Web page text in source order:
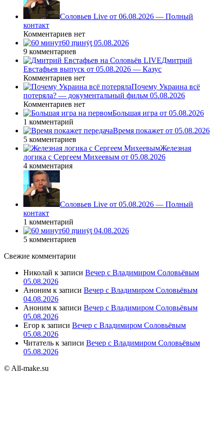
Соловьев Live от 06.08.2026 — Полный
контакт
Комментариев нет
60 ṃинẏƫ 05.08.2026
9 комментариев
Дмитрий
Евстафьев выпуск от 05.08.2026 — Казус
Комментариев нет
Почему Украина всё
потеряла? — документальный фильм 05.08.2026
Комментариев нет
Большая игра от 05.08.2026
1 комментарий
Время покажет от 05.08.2026
5 комментариев
Железная
логика с Сергеем Михеевым от 05.08.2026
4 комментария
Соловьев Live от 05.08.2026 — Полный
контакт
1 комментарий
60 ṃинẏƫ 04.08.2026
5 комментариев
Свежие комментарии
Николай к записи Вечер с Владимиром Соловьёвым
05.08.2026
Аноним к записи Вечер с Владимиром Соловьёвым
04.08.2026
Аноним к записи Вечер с Владимиром Соловьёвым
05.08.2026
Егор к записи Вечер с Владимиром Соловьёвым
05.08.2026
Читатель к записи Вечер с Владимиром Соловьёвым
05.08.2026
© All-make.su